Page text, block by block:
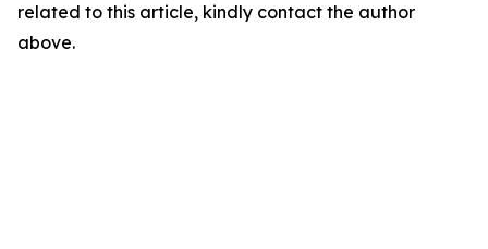
related to this article, kindly contact the author
above.